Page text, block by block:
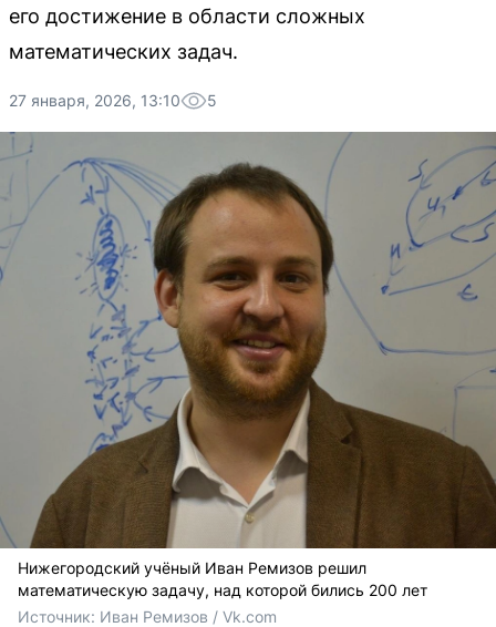
его достижение в области сложных
математических задач.
27 января, 2026, 13:10 5
Нижегородский учёный Иван Ремизов решил
математическую задачу, над которой бились 200 лет
Источник: Иван Ремизов / Vk.com